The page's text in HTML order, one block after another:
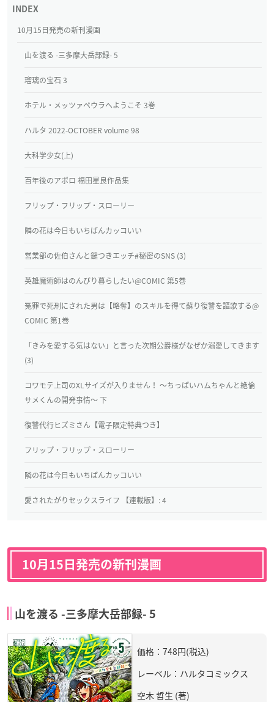
10月15日発売の新刊漫画
山を渡る -三多摩大岳部録- 5
瑠璃の宝石 3
ホテル・メッツァペウラへようこそ 3巻
ハルタ 2022-OCTOBER volume 98
大科学少女(上)
百年後のアポロ 福田星良作品集
フリップ・フリップ・スローリー
隣の花は今日もいちばんカッコいい
営業部の佐伯さんと鍵つきエッチ#秘密のSNS (3)
英雄魔術師はのんびり暮らしたい@COMIC 第5巻
冤罪で死刑にされた男は【略奪】のスキルを得て蘇り復讐を謳歌する@
COMIC 第1巻
「きみを愛する気はない」と言った次期公爵様がなぜか溺愛してきます
(3)
コワモテ上司のXLサイズが入りません！ ～ちっぱいハムちゃんと絶倫
サメくんの開発事情～ 下
復讐代行ヒズミさん【電子限定特典つき】
フリップ・フリップ・スローリー
隣の花は今日もいちばんカッコいい
愛されたがりセックスライフ 【連載版】: 4
10月15日発売の新刊漫画
山を渡る -三多摩大岳部録- 5
価格：748円(税込)
レーベル：ハルタコミックス
空木 哲生 (著)